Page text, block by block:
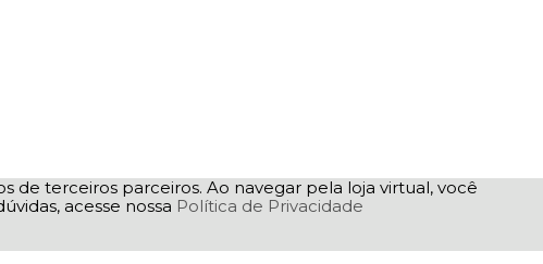
de terceiros parceiros. Ao navegar pela loja virtual, você
acesse nossa Política de Privacidade